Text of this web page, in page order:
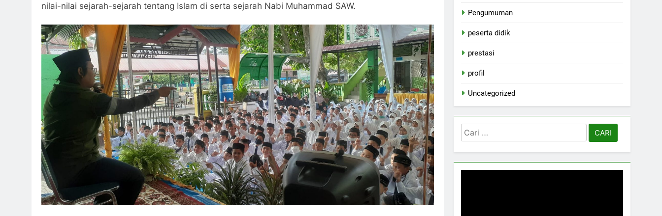
nilai-nilai sejarah-sejarah tentang Islam di serta sejarah Nabi Muhammad SAW.
Pengumuman
peserta didik
prestasi
profil
Uncategorized
Cari
untuk: